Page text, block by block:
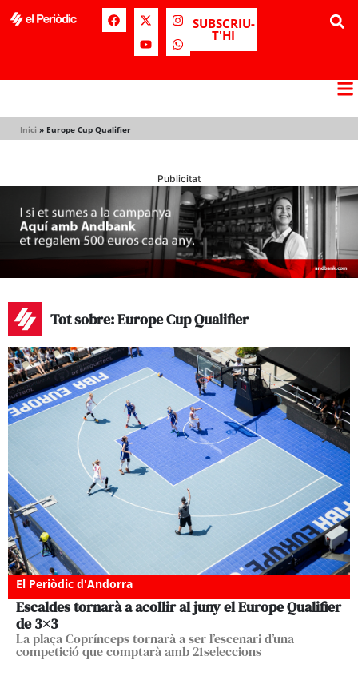
SUBSCRIU-
T'HI
Inici » Europe Cup Qualifier
Publicitat
Tot sobre: Europe Cup Qualifier
El Periòdic d'Andorra
Escaldes tornarà a acollir al juny el Europe Qualifier
de 3×3
La plaça Coprínceps tornarà a ser l’escenari d’una
competició que comptarà amb 21seleccions